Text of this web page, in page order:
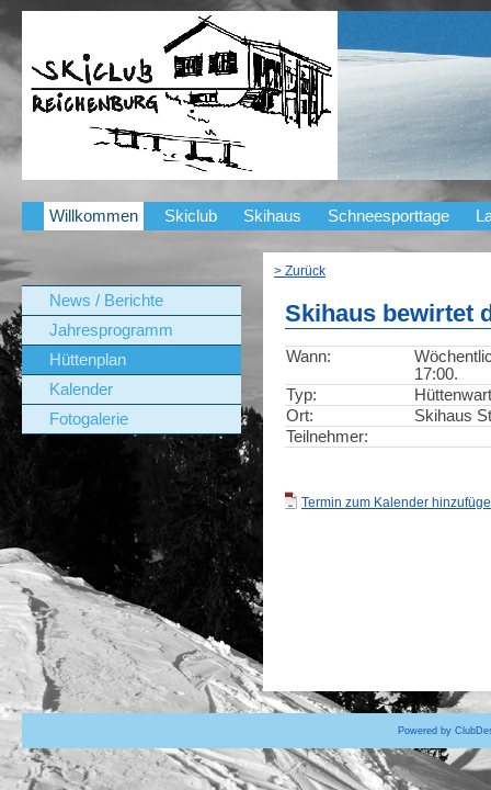
Willkommen Skiclub Skihaus Schneesporttage
News / Berichte
Jahresprogramm
Hüttenplan
Kalender
Fotogalerie
> Zurück
Skihaus bewirtet
Wann:
17:00.
Typ:
Hüttenwart
Ort:
Skihaus
Teilnehmer:
Termin zum Kalender
Powered by